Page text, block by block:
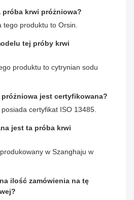
próba krwi próżniowa?
tego produktu to Orsin.
tej próby krwi
produktu to cytrynian sodu
próżniowa jest certyfikowana?
certyfikat ISO 13485.
jest ta próba krwi
w Szanghaju w
ilość zamówienia na tę